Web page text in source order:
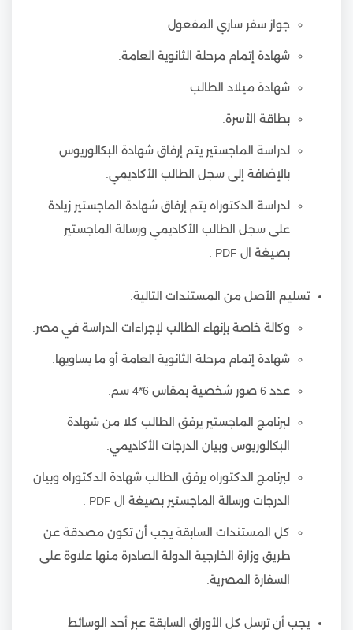
جواز سفر ساري المفعول.
شهادة إتمام مرحلة الثانوية العامة.
شهادة ميلاد الطالب.
بطاقة الأسرة.
لدراسة الماجستير يتم إرفاق شهادة البكالوريوس
بالإضافة إلى سجل الطالب الأكاديمي.
لدراسة الدكتوراه يتم إرفاق شهادة الماجستير زيادة
على سجل الطالب الأكاديمي ورسالة الماجستير
بصيغة ال PDF .
تسليم الأصل من المستندات التالية:
وكالة خاصة بإنهاء الطالب لإجراءات الدراسة في مصر.
شهادة إتمام مرحلة الثانوية العامة أو ما يساويها.
عدد 6 صور شخصية بمقاس 6*4 سم.
لبرنامج الماجستير يرفق الطالب كلا من شهادة
البكالوريوس وبيان الدرجات الأكاديمي.
لبرنامج الدكتوراه يرفق الطالب شهادة الدكتوراه وبيان
الدرجات ورسالة الماجستير بصيغة ال PDF .
كل المستندات السابقة يجب أن تكون مصدقة عن
طريق وزارة الخارجية الدولة الصادرة منها علاوة على
السفارة المصرية.
يجب أن ترسل كل الأوراق السابقة عبر أحد الوسائط